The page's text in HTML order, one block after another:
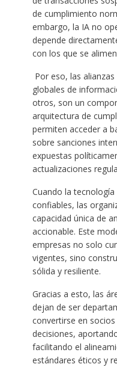
de cumplimiento
embargo, la IA no
depende
con los que se
Por eso, las
globales de
otros, son un
arquitectura de
permiten acceder a
sobre sanciones
expuestas
actualizaciones
Cuando la
confiables, las
capacidad única de
accionable. Este
empresas no solo
vigentes, sino
sólida y resiliente.
Gracias a esto, las
dejan de ser
convertirse en
decisiones,
facilitando el
estándares éticos y